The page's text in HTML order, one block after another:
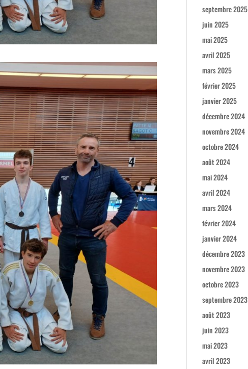
septembre 2025
juin 2025
mai 2025
avril 2025
mars 2025
février 2025
janvier 2025
décembre 2024
novembre 2024
octobre 2024
août 2024
mai 2024
avril 2024
mars 2024
février 2024
janvier 2024
décembre 2023
novembre 2023
octobre 2023
septembre 2023
août 2023
juin 2023
mai 2023
avril 2023